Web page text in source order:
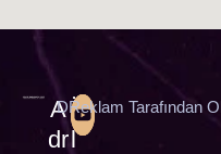
A
dr
İ
l
DReklam Tarafından